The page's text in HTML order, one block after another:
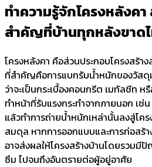
ทำความรู้จักโครงหลังค
สำคัญที่บ้านทุกหลังขาด
โครงหลังคา คือส่วนประกอบโครงสร้า
ที่สำคัญคือการแบกรับน้ำหนักของวัสดุ
ว่าจะเป็นกระเบื้องคอนกรีต เมทัลชีท
ทำหน้าที่รับแรงกระทำจากภายนอก เช่
แล้วทำการถ่ายน้ำหนักเหล่านั้นลงสู่โคร
สมดุล หากการออกแบบและการก่อสร้า
อาจส่งผลให้โครงสร้างบ้านโดยรวม
ซึม ไปจนถึงอันตรายต่อผู้อยู่อาศัย